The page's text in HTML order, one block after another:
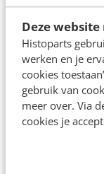
Deze
Histoparts
werken en je
cookies
gebruik van
meer over. Via
cookies je
Bij Histoparts
Mc.Cormick
andere
delen bent u
eigen magazijn